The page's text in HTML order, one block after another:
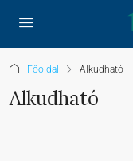
Főoldal Alkudható
Alkudható